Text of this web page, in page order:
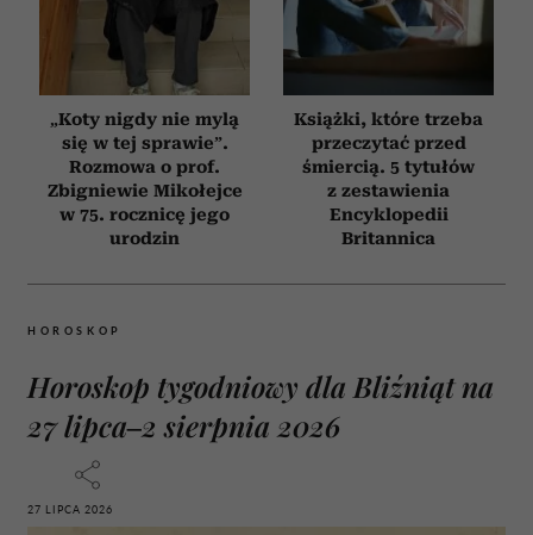
„Koty nigdy nie mylą
się w tej sprawie”.
Rozmowa o prof.
Zbigniewie Mikołejce
w 75. rocznicę jego
urodzin
Książki, które trzeba
przeczytać przed
śmiercią. 5 tytułów
z zestawienia
Encyklopedii
Britannica
HOROSKOP
Horoskop tygodniowy dla Bliźniąt na
27 lipca–2 sierpnia 2026
27 LIPCA 2026